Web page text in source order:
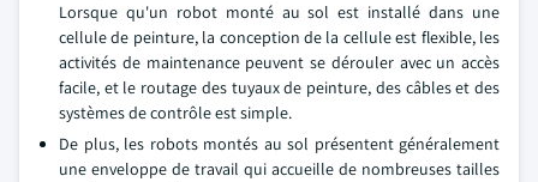
Lorsque qu'un robot monté au sol est installé dans une
cellule de peinture, la conception de la cellule est flexible, les
activités de maintenance peuvent se dérouler avec un accès
facile, et le routage des tuyaux de peinture, des câbles et des
systèmes de contrôle est simple.
De plus, les robots montés au sol présentent généralement
une enveloppe de travail qui accueille de nombreuses tailles